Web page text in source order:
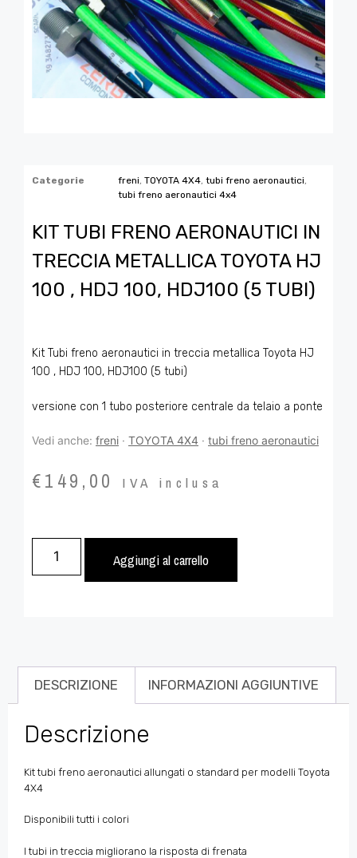
Categorie freni TOYOTA 4X4 tubi freno aeronautici
tubi freno aeronautici 4x4
KIT TUBI FRENO AERONAUTICI IN
TRECCIA METALLICA TOYOTA HJ
100 , HDJ 100, HDJ100 (5 TUBI)
Kit Tubi freno aeronautici in treccia metallica Toyota HJ
100 , HDJ 100, HDJ100 (5 tubi)
versione con 1 tubo posteriore centrale da telaio a ponte
Vedi anche: freni · TOYOTA 4X4 · tubi freno aeronautici
€149,00 IVA inclusa
Aggiungi al carrello
DESCRIZIONE INFORMAZIONI AGGIUNTIVE
Descrizione
Kit tubi freno aeronautici allungati o standard per modelli Toyota
4X4
Disponibili tutti i colori
I tubi in treccia migliorano la risposta di frenata